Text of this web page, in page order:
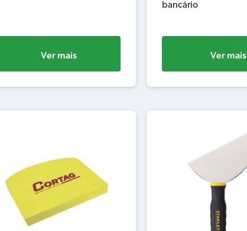
Ver mais
bancário
Ver mais